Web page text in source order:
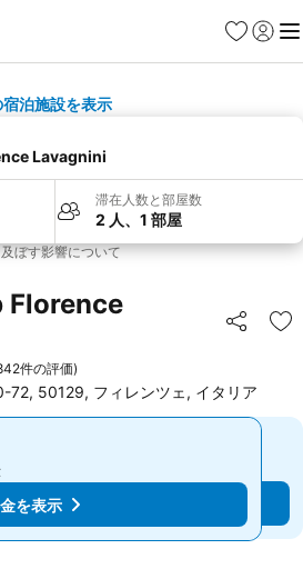
お気に入り
ログイ
メ
泊施設を表示
Lavagnini
滞在人数と部屋数
2 人、1 部屋
ぼす影響について
Florence
シェア お
件の評価)
50129, フィレンツェ, イタリア
料金を表示
を表示